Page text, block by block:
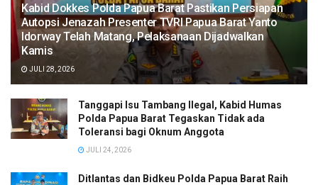
Kabid Dokkes Polda Papua Barat Pastikan Persiapan
Autopsi Jenazah Presenter TVRI Papua Barat Yanto
Idorway Telah Matang, Pelaksanaan Dijadwalkan
Kamis
JULI 28, 2026
Tanggapi Isu Tambang Ilegal, Kabid Humas
Polda Papua Barat Tegaskan Tidak ada
Toleransi bagi Oknum Anggota
JULI 24, 2026
Ditlantas dan Bidkeu Polda Papua Barat Raih